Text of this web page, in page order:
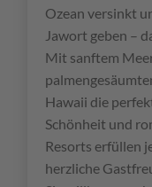
Ozean versinkt
Jawort geben –
Mit sanftem
Hawaii die
Schönheit und
Resorts erfüllen
herzliche